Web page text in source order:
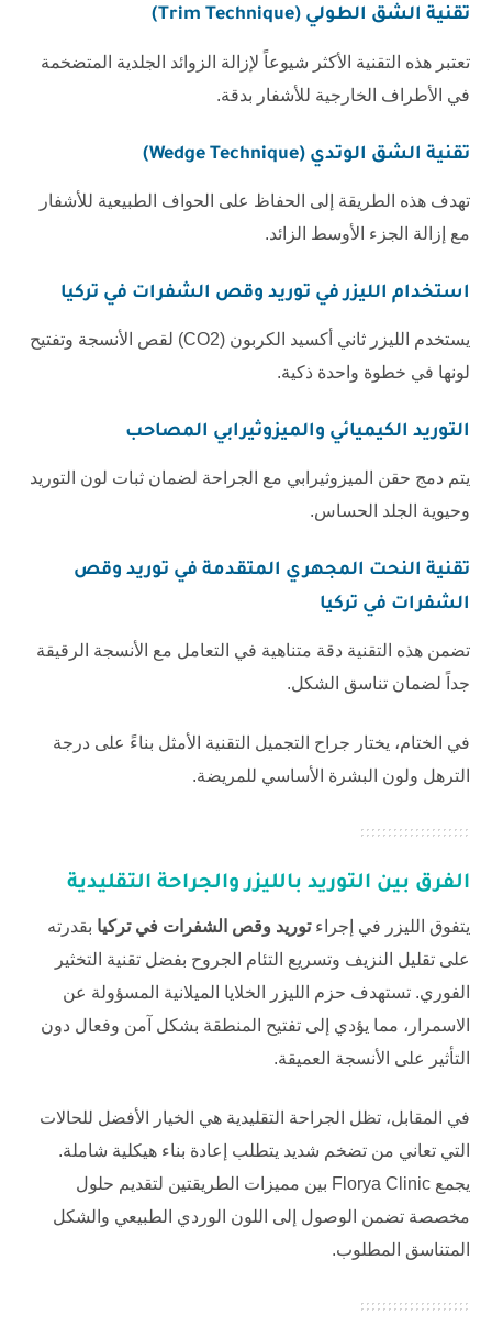
تقنية الشق الطولي (Trim Technique)
تعتبر هذه التقنية الأكثر شيوعاً لإزالة الزوائد الجلدية المتضخمة
في الأطراف الخارجية للأشفار بدقة.
تقنية الشق الوتدي (Wedge Technique)
تهدف هذه الطريقة إلى الحفاظ على الحواف الطبيعية للأشفار
مع إزالة الجزء الأوسط الزائد.
استخدام الليزر في توريد وقص الشفرات في تركيا
يستخدم الليزر ثاني أكسيد الكربون (CO2) لقص الأنسجة وتفتيح
لونها في خطوة واحدة ذكية.
التوريد الكيميائي والميزوثيرابي المصاحب
يتم دمج حقن الميزوثيرابي مع الجراحة لضمان ثبات لون التوريد
وحيوية الجلد الحساس.
تقنية النحت المجهري المتقدمة في توريد وقص
الشفرات في تركيا
تضمن هذه التقنية دقة متناهية في التعامل مع الأنسجة الرقيقة
جداً لضمان تناسق الشكل.
في الختام، يختار جراح التجميل التقنية الأمثل بناءً على درجة
الترهل ولون البشرة الأساسي للمريضة.
الفرق بين التوريد بالليزر والجراحة التقليدية
يتفوق الليزر في إجراءتوريد وقص الشفرات في تركيا بقدرته
على تقليل النزيف وتسريع التئام الجروح بفضل تقنية التخثير
الفوري. تستهدف حزم الليزر الخلايا الميلانية المسؤولة عن
الاسمرار، مما يؤدي إلى تفتيح المنطقة بشكل آمن وفعال دون
التأثير على الأنسجة العميقة.
في المقابل، تظل الجراحة التقليدية هي الخيار الأفضل للحالات
التي تعاني من تضخم شديد يتطلب إعادة بناء هيكلية شاملة.
يجمع Florya Clinic بين مميزات الطريقتين لتقديم حلول
مخصصة تضمن الوصول إلى اللون الوردي الطبيعي والشكل
المتناسق المطلوب.